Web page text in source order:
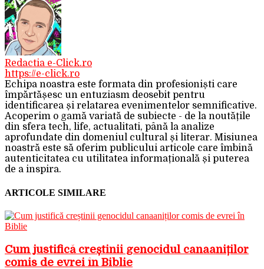
Redactia e-Click.ro
https://e-click.ro
Echipa noastra este formata din profesioniști care
împărtășesc un entuziasm deosebit pentru
identificarea și relatarea evenimentelor semnificative.
Acoperim o gamă variată de subiecte - de la noutățile
din sfera tech, life, actualitati, până la analize
aprofundate din domeniul cultural și literar. Misiunea
noastră este să oferim publicului articole care îmbină
autenticitatea cu utilitatea informațională și puterea
de a inspira.
ARTICOLE SIMILARE
Cum justifică creștinii genocidul canaaniților
comis de evrei în Biblie